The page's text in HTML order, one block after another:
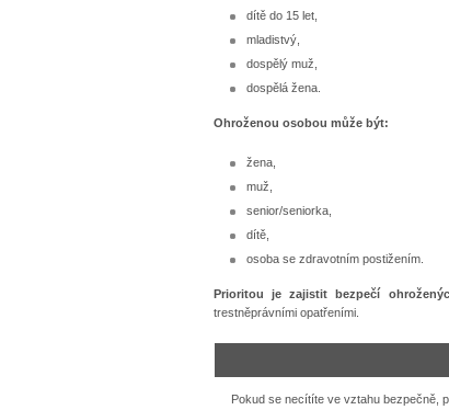
dítě do 15 let,
mladistvý,
dospělý muž,
dospělá žena.
Ohroženou osobou může být:
žena,
muž,
senior/seniorka,
dítě,
osoba se zdravotním postižením.
Prioritou je zajistit bezpečí
trestněprávními opatřeními.
Pokud se necítíte ve vztahu bezpečně,